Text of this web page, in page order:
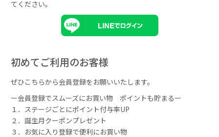
てください。
初めてご利用のお客様
ぜひこちらから会員登録をお願いいたします。
ー会員登録でスムーズにお買い物 ポイントも貯まるー
１．ステージごとにポイント付与率UP
２．誕生月クーポンプレゼント
３．お気に入り登録で便利にお買い物